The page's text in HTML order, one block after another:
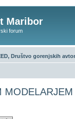
Maribor
forum
Društvo gorenjskih
MODELARJEM